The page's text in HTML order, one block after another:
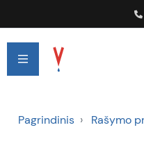
Pagrindinis Rašymo